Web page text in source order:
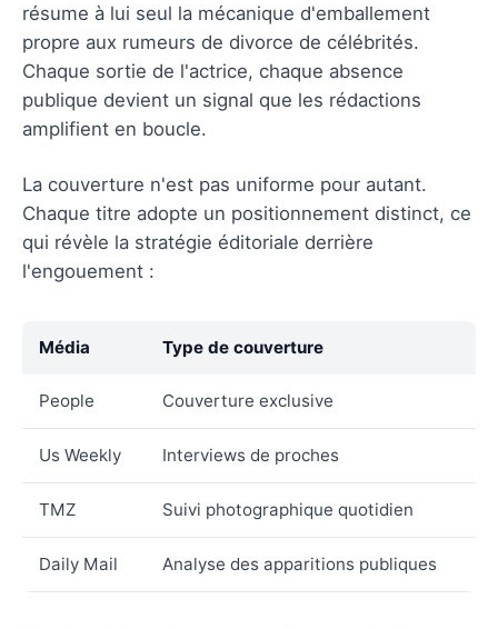
résume à lui seul la mécanique d'emballement
propre aux rumeurs de divorce de célébrités.
Chaque sortie de l'actrice, chaque absence
publique devient un signal que les rédactions
amplifient en boucle.
La couverture n'est pas uniforme pour autant.
Chaque titre adopte un positionnement distinct, ce
qui révèle la stratégie éditoriale derrière
l'engouement :
Média Type de couverture
People Couverture exclusive
Us Weekly Interviews de proches
TMZ Suivi photographique quotidien
Daily Mail Analyse des apparitions publiques